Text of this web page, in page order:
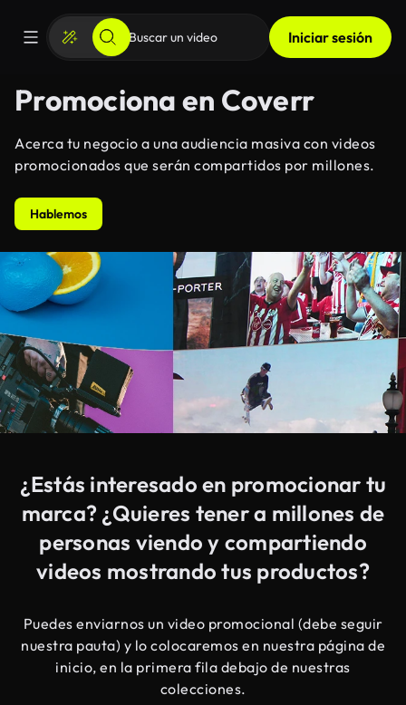
Iniciar sesión
Promociona en Coverr
Acerca tu negocio a una audiencia masiva con videos
promocionados que serán compartidos por millones.
Hablemos
¿Estás interesado en promocionar tu
marca? ¿Quieres tener a millones de
personas viendo y compartiendo
videos mostrando tus productos?
Puedes enviarnos un video promocional (debe seguir
nuestra pauta) y lo colocaremos en nuestra página de
inicio, en la primera fila debajo de nuestras
colecciones.